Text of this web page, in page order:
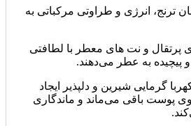
ترنج، انرژی و طراوتی مرکباتی به
پرتقال و نت‌ های معطر با لطافتی
پیچیده به عطر می‌دهند.
گرمایی شیرین و دلپذیر ایجاد
پوست باقی می‌ماند و ماندگاری